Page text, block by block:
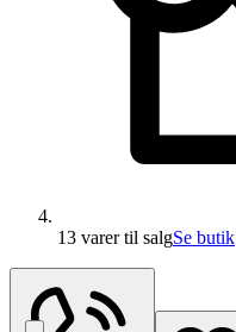
13 varertil salgSe butik